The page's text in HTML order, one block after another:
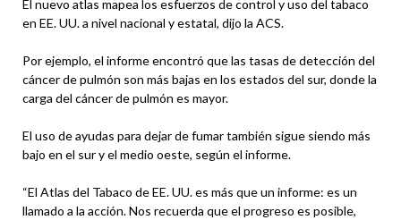
El nuevo atlas mapea los esfuerzos de control y uso del tabaco
en EE. UU. a nivel nacional y estatal, dijo la ACS.
Por ejemplo, el informe encontró que las tasas de detección del
cáncer de pulmón son más bajas en los estados del sur, donde la
carga del cáncer de pulmón es mayor.
El uso de ayudas para dejar de fumar también sigue siendo más
bajo en el sur y el medio oeste, según el informe.
“El Atlas del Tabaco de EE. UU. es más que un informe: es un
llamado a la acción. Nos recuerda que el progreso es posible,